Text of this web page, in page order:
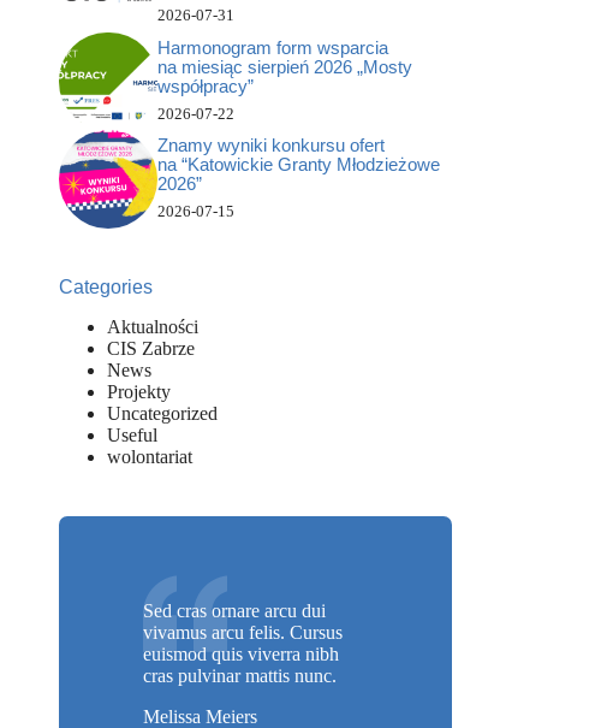
2026-07-31
Harmonogram form wsparcia
na miesiąc sierpień 2026 „Mosty
współpracy”
2026-07-22
Znamy wyniki konkursu ofert
na “Katowickie Granty Młodzieżowe
2026”
2026-07-15
Categories
Aktualności
CIS Zabrze
News
Projekty
Uncategorized
Useful
wolontariat
Sed cras ornare arcu dui
vivamus arcu felis. Cursus
euismod quis viverra nibh
cras pulvinar mattis nunc.
Melissa Meiers